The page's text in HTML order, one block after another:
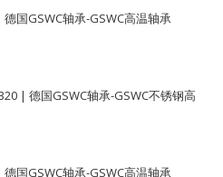
德国GSWC轴承-GSWC高温轴承
| 德国GSWC轴承-GSWC不锈钢高
德国GSWC轴承-GSWC高温轴承